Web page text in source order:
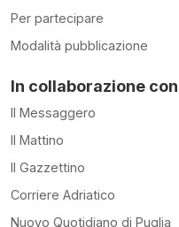
Per partecipare
Modalità pubblicazione
In collaborazione con
Il Messaggero
Il Mattino
Il Gazzettino
Corriere Adriatico
Nuovo Quotidiano di Puglia